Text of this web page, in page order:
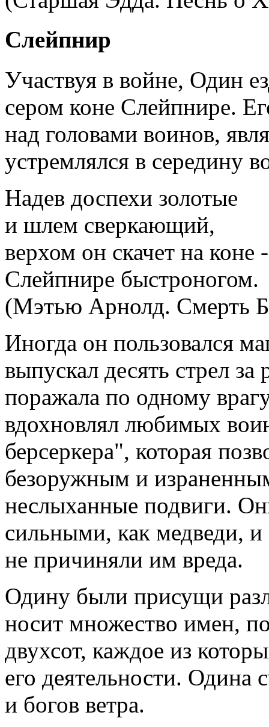
Слейпнир
Участвуя в войне, Один
сером коне Слейпнире.
над головами воинов,
устремлялся в середину
Надев доспехи золотые
и шлем сверкающий,
верхом он скачет на коне -
Слейпнире быстроногом.
(Мэтью Арнолд. Смерть
Иногда он пользовался
выпускал десять стрел
поражала по одному
вдохновлял любимых
берсеркера", которая
безоружным и
неслыханные подвиги.
сильными, как медведи,
не причиняли им вреда.
Одину были присущи
носит множество имен,
двухсот, каждое из
его деятельности. Одина
и богов ветра.